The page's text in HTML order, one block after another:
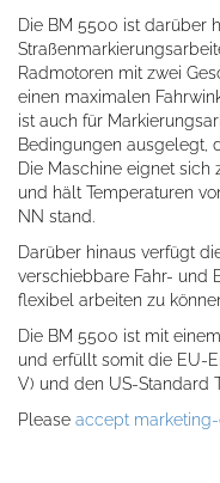
Die BM 5500 ist darüber
Radmotoren mit zwei
einen maximalen
ist auch für
Bedingungen ausgelegt,
Die Maschine eignet
und hält Temperaturen
NN stand.
Darüber hinaus verfügt
verschiebbare Fahr- und
flexibel arbeiten zu
Die BM 5500 ist mit
und erfüllt somit die EU-
V) und den US-Standard
Please accept